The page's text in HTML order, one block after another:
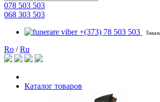
078 503 503
068 303 503
+(373) 78 503 503
Ro /Ru
Каталог товаров